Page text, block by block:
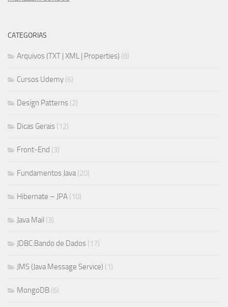
CATEGORIAS
Arquivos (TXT | XML | Properties) (8)
Cursos Udemy (6)
Design Patterns (2)
Dicas Gerais (12)
Front-End (3)
Fundamentos Java(20)
Hibernate – JPA (10)
Java Mail (3)
JDBC:Bando de Dados (17)
JMS (Java Message Service) (1)
MongoDB (6)